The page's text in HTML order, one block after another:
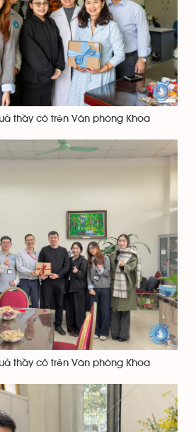
thầy cô trên Văn phòng Khoa
thầy cô trên Văn phòng Khoa